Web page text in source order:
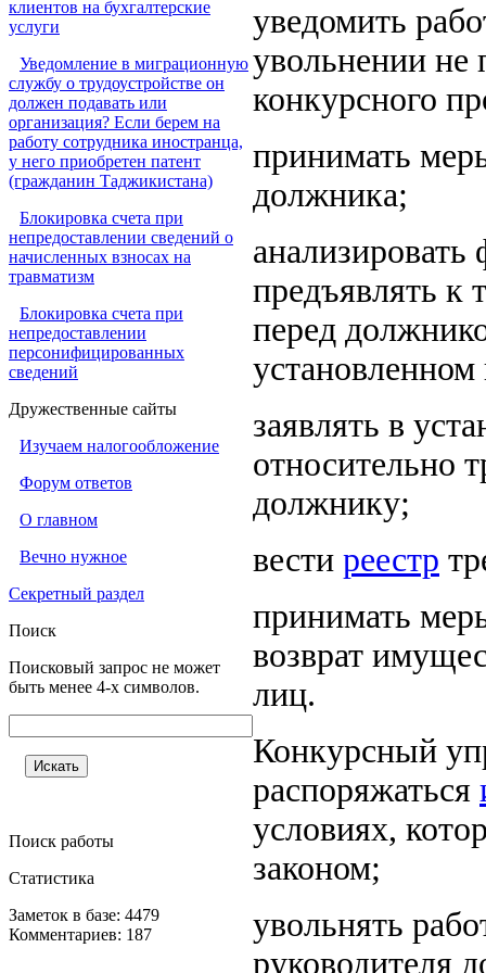
клиентов на бухгалтерские
услуги
Уведомление в миграционную
службу о трудоустройстве он
должен подавать или
организация? Если берем на
работу сотрудника иностранца,
у него приобретен патент
(гражданин Таджикистана)
Блокировка счета при
непредоставлении сведений о
начисленных взносах на
травматизм
Блокировка счета при
непредоставлении
персонифицированных
сведений
Дружественные сайты
Изучаем налогообложение
Форум ответов
О главном
Вечно нужное
Секретный раздел
Поиск
Поисковый запрос не может
быть менее 4-х символов.
Поиск работы
Статистика
Заметок в базе: 4479
Комментариев: 187
уведомить
увольнении не
конкурсного
принимать
должника;
предъявлять
перед
заявлять в
относительно
должнику;
вести реестр
принимать
возврат
лиц.
Конкурсный
распоряжаться
условиях,
законом;
увольнять
руководителя